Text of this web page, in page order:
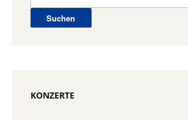
KONZERTE